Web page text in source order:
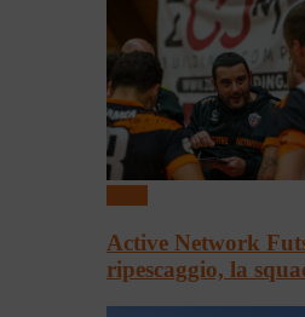
Active Network
ripescaggio, la